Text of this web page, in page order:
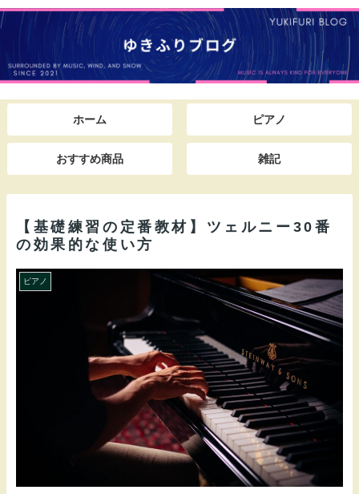
ホーム ピアノ
おすすめ商品 雑記
【基礎練習の定番教材】ツェルニー30番
の効果的な使い方
ピアノ